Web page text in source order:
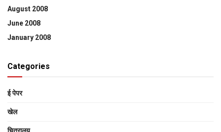
August 2008
June 2008
January 2008
Categories
ई पेपर
खेल
चित्रालय